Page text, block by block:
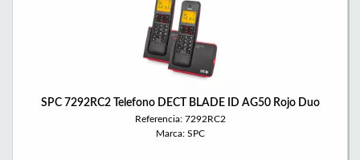
SPC 7292RC2 Telefono DECT BLADE ID AG50 Rojo Duo
Referencia: 7292RC2
Marca: SPC